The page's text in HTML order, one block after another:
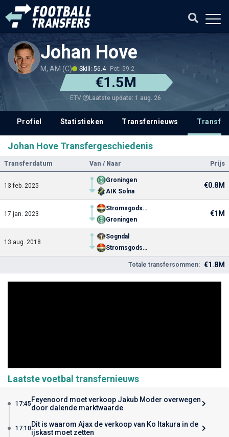
Johan Hove
M, AM (C) Skill: 56.4 Pot: 59.2
€1.5M
ETV Laatste update: 1 aug. 26
Profiel Statistieken Transfernieuws
Johan Hove Transfergeschiedenis
Transferdatum Van / Naar Prijs
13 feb. 2025
Groningen
AIK Solna
€0.8M
17 jan. 2023
Stromsgodset
Groningen
€1M
13 aug. 2018
Sogndal
Stromsgodset
Totale transfersommen: €1.8M
Laatste voetbal transfernieuws
17:45 Feyenoord moet verkoop Jakub Moder overwegen
door dalende marktwaarde
17:10Dit is waarom Ajax de verkoop van Ko Itakura in de
ijskast moet zetten